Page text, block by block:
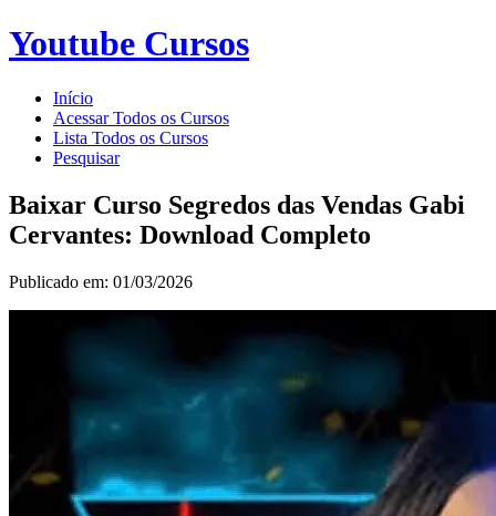
Youtube Cursos
Início
Acessar Todos os Cursos
Lista Todos os Cursos
Pesquisar
Baixar Curso Segredos das Vendas Gabi
Cervantes: Download Completo
Publicado em: 01/03/2026